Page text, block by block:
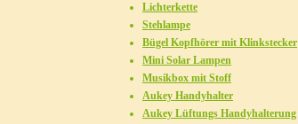
Lichterkette
Stehlampe
Bügel Kopfhörer mit Klinkstecker
Mini Solar Lampen
Musikbox mit Stoff
Aukey Handyhalter
Aukey Lüftungs Handyhalterung